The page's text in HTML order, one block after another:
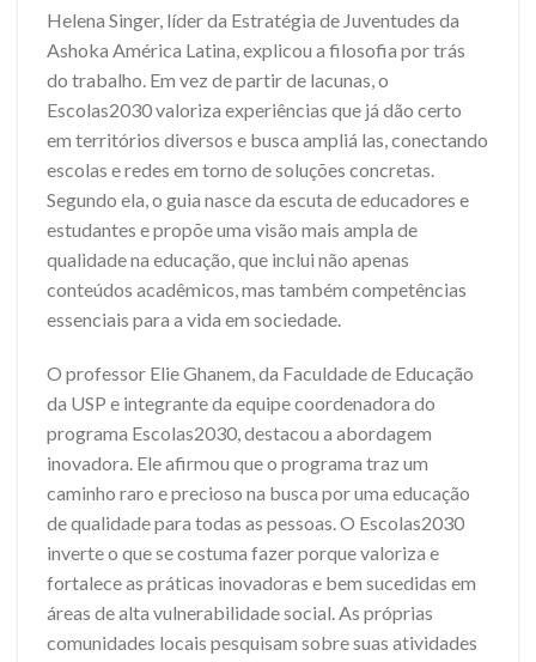
Helena Singer, líder da Estratégia de Juventudes da
Ashoka América Latina, explicou a filosofia por trás
do trabalho. Em vez de partir de lacunas, o
Escolas2030 valoriza experiências que já dão certo
em territórios diversos e busca ampliá las, conectando
escolas e redes em torno de soluções concretas.
Segundo ela, o guia nasce da escuta de educadores e
estudantes e propõe uma visão mais ampla de
qualidade na educação, que inclui não apenas
conteúdos acadêmicos, mas também competências
essenciais para a vida em sociedade.
O professor Elie Ghanem, da Faculdade de Educação
da USP e integrante da equipe coordenadora do
programa Escolas2030, destacou a abordagem
inovadora. Ele afirmou que o programa traz um
caminho raro e precioso na busca por uma educação
de qualidade para todas as pessoas. O Escolas2030
inverte o que se costuma fazer porque valoriza e
fortalece as práticas inovadoras e bem sucedidas em
áreas de alta vulnerabilidade social. As próprias
comunidades locais pesquisam sobre suas atividades